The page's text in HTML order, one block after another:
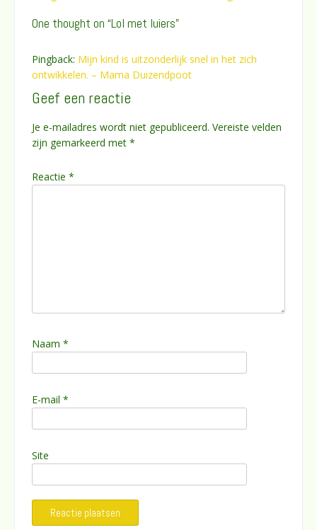
One thought on “Lol met luiers”
Pingback: Mijn kind is uitzonderlijk snel in het zich
ontwikkelen. – Mama Duizendpoot
Geef een reactie
Je e-mailadres wordt niet gepubliceerd. Vereiste velden
zijn gemarkeerd met *
Reactie *
Naam *
E-mail *
Site